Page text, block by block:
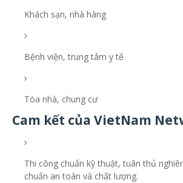
Khách sạn, nhà hàng
Bệnh viện, trung tâm y tế
Tòa nhà, chung cư
Cam kết của VietNam
Thi công chuẩn kỹ thuật, tuân thủ
chuẩn an toàn và chất lượng.